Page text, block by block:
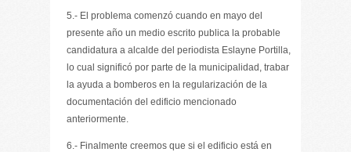
5.- El problema comenzó cuando en mayo del
presente año un medio escrito publica la probable
candidatura a alcalde del periodista Eslayne Portilla,
lo cual significó por parte de la municipalidad, trabar
la ayuda a bomberos en la regularización de la
documentación del edificio mencionado
anteriormente.
6.- Finalmente creemos que si el edificio está en